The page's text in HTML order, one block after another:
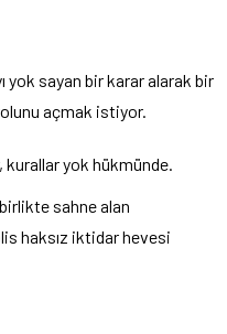
yok sayan bir karar alarak bir
açmak istiyor.
yok hükmünde.
sahne alan
haksız iktidar hevesi